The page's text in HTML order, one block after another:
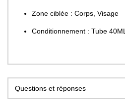
Zone ciblée : Corps, Visage
Conditionnement : Tube 40ML
Questions et réponses